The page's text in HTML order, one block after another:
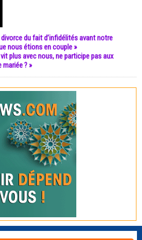
divorce du fait d’infidélités avant notre
nous étions en couple »
plus avec nous, ne participe pas aux
? »